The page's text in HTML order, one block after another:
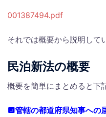
001387494.pdf
それでは概要から説明して
民泊新法の概要
概要を簡単にまとめると下
🔲管轄の都道府県知事への